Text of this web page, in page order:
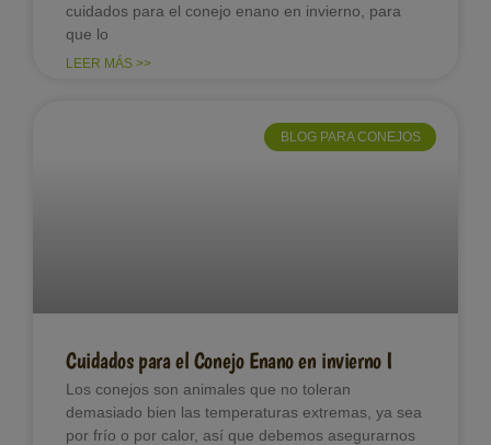
cuidados para el conejo enano en invierno, para
que lo
LEER MÁS >>
BLOG PARA CONEJOS
Cuidados para el Conejo Enano en invierno I
Los conejos son animales que no toleran
demasiado bien las temperaturas extremas, ya sea
por frío o por calor, así que debemos asegurarnos